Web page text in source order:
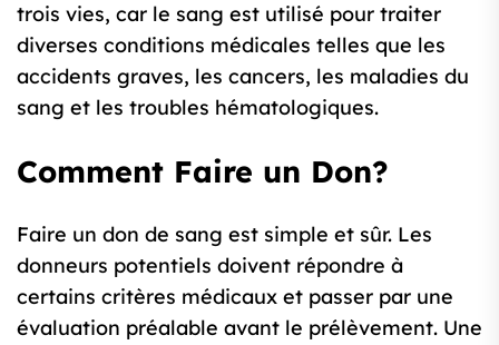
trois vies, car le sang est utilisé pour traiter
diverses conditions médicales telles que les
accidents graves, les cancers, les maladies du
sang et les troubles hématologiques.
Comment Faire un Don?
Faire un don de sang est simple et sûr. Les
donneurs potentiels doivent répondre à
certains critères médicaux et passer par une
évaluation préalable avant le prélèvement. Une